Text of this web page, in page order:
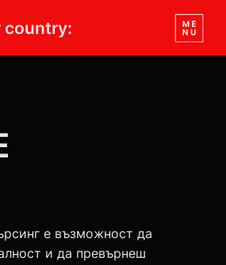
country:
е възможност да
и да превърнеш